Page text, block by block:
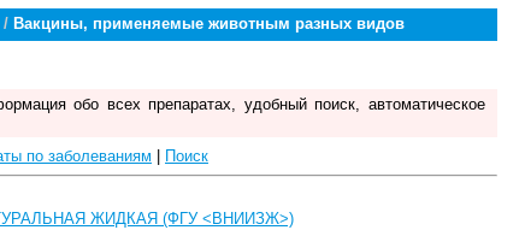
/ Вакцины, применяемые животным разных видов
обо всех препаратах, удобный поиск, автоматическое
по заболеваниям Поиск
ЖИДКАЯ (ФГУ <ВНИИЗЖ>)